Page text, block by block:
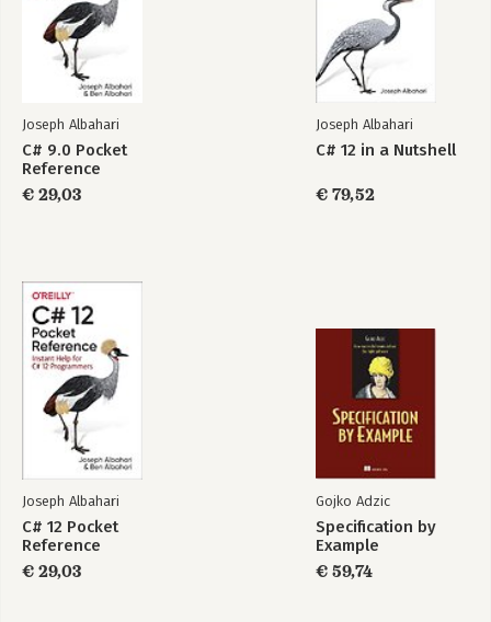
C# 9.0 Pocket
Bekijk alle boeken
C# 12 Pocket
Reference
Bekijk alle boeken
Joseph Albahari
C# 9.0 Pocket
Reference
€ 29,03
Joseph Albahari
C# 12 in a Nutshell
€ 79,52
Joseph Albahari
C# 12 Pocket
Reference
€ 29,03
Gojko Adzic
Specification by
Example
€ 59,74